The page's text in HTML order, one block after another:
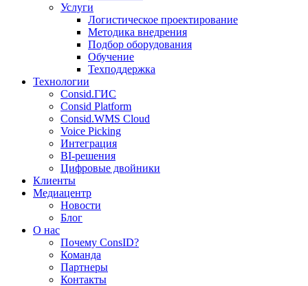
Услуги
Логистическое проектирование
Методика внедрения
Подбор оборудования
Обучение
Техподдержка
Технологии
Consid.ГИС
Consid Platform
Consid.WMS Cloud
Voice Picking
Интеграция
BI-решения
Цифровые двойники
Клиенты
Медиацентр
Новости
Блог
О нас
Почему ConsID?
Команда
Партнеры
Контакты